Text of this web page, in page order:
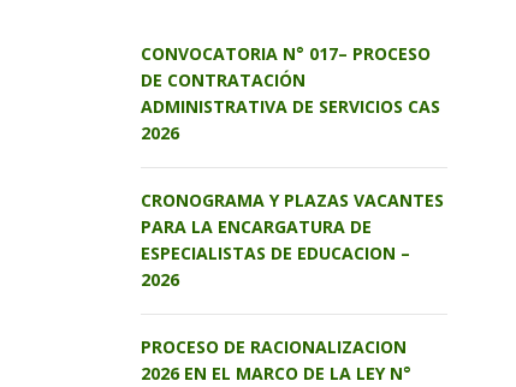
CONVOCATORIA N° 017– PROCESO
DE CONTRATACIÓN
ADMINISTRATIVA DE SERVICIOS CAS
2026
CRONOGRAMA Y PLAZAS VACANTES
PARA LA ENCARGATURA DE
ESPECIALISTAS DE EDUCACION –
2026
PROCESO DE RACIONALIZACION
2026 EN EL MARCO DE LA LEY N°